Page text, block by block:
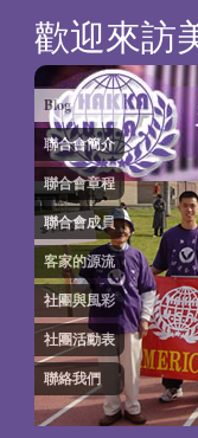
歡迎來訪
Blog
聯合會簡介
聯合會章程
聯合會成員
客家的源流
社團與風彩
社團活動表
聯絡我們